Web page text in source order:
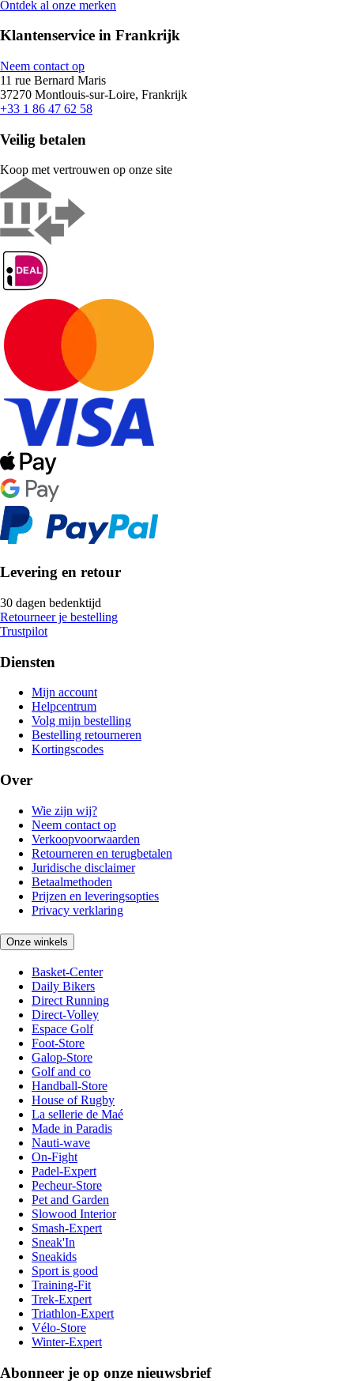
Ontdek al onze merken
Klantenservice in Frankrijk
Neem contact op
11 rue Bernard Maris
37270 Montlouis-sur-Loire, Frankrijk
+33 1 86 47 62 58
Veilig betalen
Koop met vertrouwen op onze site
Levering en retour
30 dagen bedenktijd
Retourneer je bestelling
Trustpilot
Diensten
Mijn account
Helpcentrum
Volg mijn bestelling
Bestelling retourneren
Kortingscodes
Over
Wie zijn wij?
Neem contact op
Verkoopvoorwaarden
Retourneren en terugbetalen
Juridische disclaimer
Betaalmethoden
Prijzen en leveringsopties
Privacy verklaring
Onze winkels
Basket-Center
Daily Bikers
Direct Running
Direct-Volley
Espace Golf
Foot-Store
Galop-Store
Golf and co
Handball-Store
House of Rugby
La sellerie de Maé
Made in Paradis
Nauti-wave
On-Fight
Padel-Expert
Pecheur-Store
Pet and Garden
Slowood Interior
Smash-Expert
Sneak'In
Sneakids
Sport is good
Training-Fit
Trek-Expert
Triathlon-Expert
Vélo-Store
Winter-Expert
Abonneer je op onze nieuwsbrief